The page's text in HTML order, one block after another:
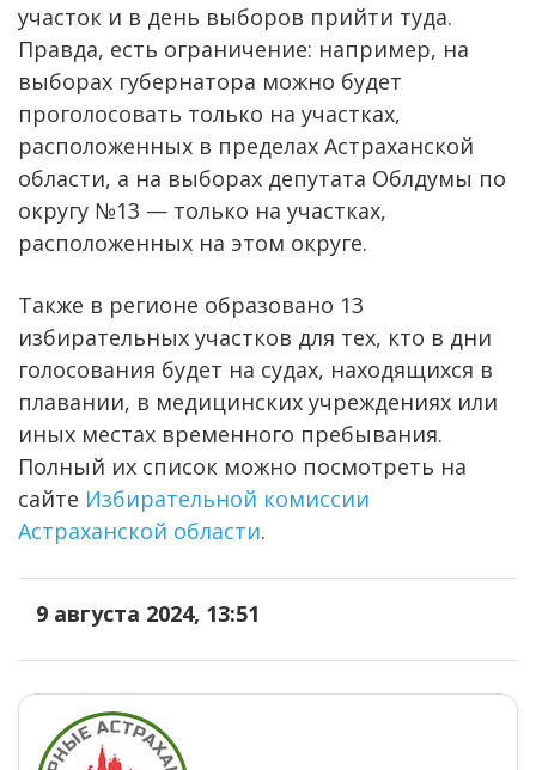
участок и в день выборов прийти туда.
Правда, есть ограничение: например, на
выборах губернатора можно будет
проголосовать только на участках,
расположенных в пределах Астраханской
области, а на выборах депутата Облдумы по
округу №13 — только на участках,
расположенных на этом округе.
Также в регионе образовано 13
избирательных участков для тех, кто в дни
голосования будет на судах, находящихся в
плавании, в медицинских учреждениях или
иных местах временного пребывания.
Полный их список можно посмотреть на
сайте Избирательной комиссии
Астраханской области.
9 августа 2024, 13:51